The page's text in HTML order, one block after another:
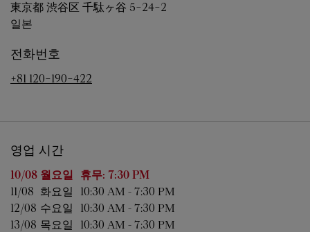
東京都 渋谷区 千駄ヶ谷 5-24-2
일본
전화번호
+81 120-190-422
영업 시간
요일영업 시간
10/08 월요일 휴무: 7:30 PM
11/08 화요일 10:30 AM - 7:30 PM
12/08 수요일 10:30 AM - 7:30 PM
13/08 목요일 10:30 AM - 7:30 PM